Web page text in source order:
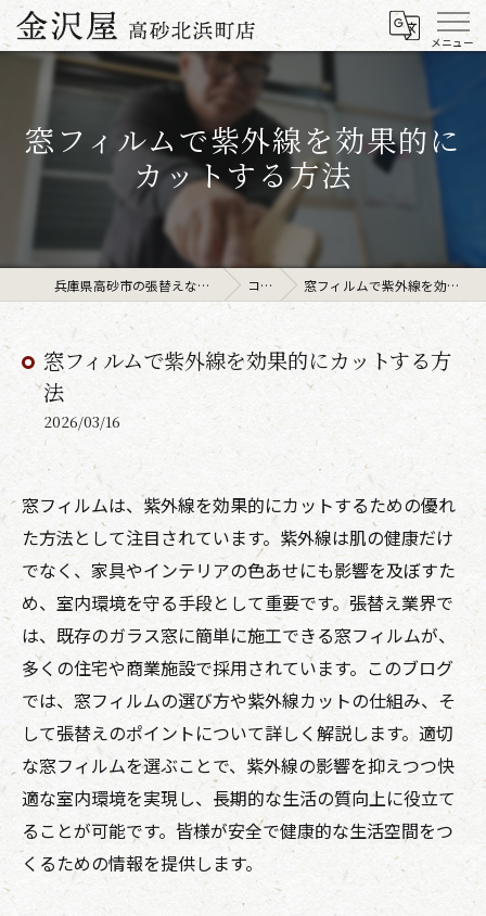
窓フィルムで紫外線を効果的に
カットする方法
兵庫県高砂市の張替えなら金沢屋高砂北浜町店 コラム 窓フィルムで紫外線を効果的にカットする方法
窓フィルムで紫外線を効果的にカットする方
法
2026/03/16
窓フィルムは、紫外線を効果的にカットするための優れ
た方法として注目されています。紫外線は肌の健康だけ
でなく、家具やインテリアの色あせにも影響を及ぼすた
め、室内環境を守る手段として重要です。張替え業界で
は、既存のガラス窓に簡単に施工できる窓フィルムが、
多くの住宅や商業施設で採用されています。このブログ
では、窓フィルムの選び方や紫外線カットの仕組み、そ
して張替えのポイントについて詳しく解説します。適切
な窓フィルムを選ぶことで、紫外線の影響を抑えつつ快
適な室内環境を実現し、長期的な生活の質向上に役立て
ることが可能です。皆様が安全で健康的な生活空間をつ
くるための情報を提供します。